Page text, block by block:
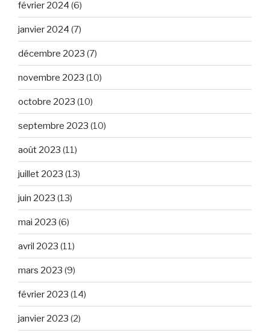
février 2024 (6)
janvier 2024 (7)
décembre 2023 (7)
novembre 2023 (10)
octobre 2023 (10)
septembre 2023 (10)
août 2023 (11)
juillet 2023 (13)
juin 2023 (13)
mai 2023 (6)
avril 2023 (11)
mars 2023 (9)
février 2023 (14)
janvier 2023 (2)